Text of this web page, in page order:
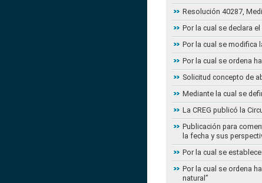
Resolución 40287,
Por la cual se declara
Por la cual se modifica
Por la cual se ordena
Solicitud concepto de
Mediante la cual se
La CREG publicó la
Publicación para
la fecha y sus
Por la cual se
Por la cual se ordena
natural”